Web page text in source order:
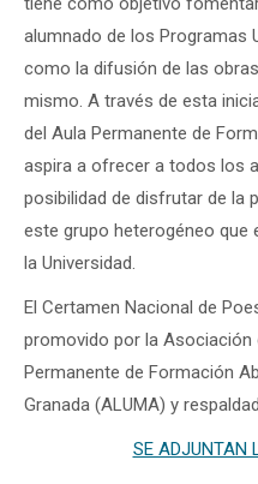
alumnado de los Programas
como la difusión de las
mismo. A través de esta
del Aula Permanente de
aspira a ofrecer a todos los
posibilidad de disfrutar de la
este grupo heterogéneo que
la Universidad.
El Certamen Nacional de
promovido por la Asociación
Permanente de Formación
Granada (ALUMA) y
SE ADJUNTAN